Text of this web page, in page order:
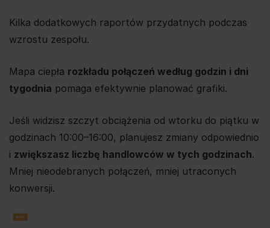
Kilka dodatkowych raportów przydatnych podczas
wzrostu zespołu.
Mapa ciepła rozkładu połączeń według godzin i dni
tygodnia pomaga efektywnie planować grafiki.
Jeśli widzisz szczyt obciążenia od wtorku do piątku w
godzinach 10:00–16:00, planujesz zmiany odpowiednio
i zwiększasz liczbę handlowców w tych godzinach.
Mniej nieodebranych połączeń, mniej utraconych
konwersji.